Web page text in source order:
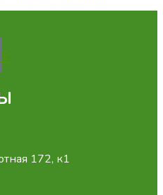
172, к1